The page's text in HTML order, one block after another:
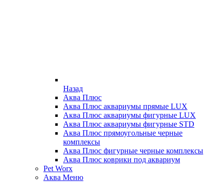
Назад
Аква Плюс
Аква Плюс аквариумы прямые LUX
Аква Плюс аквариумы фигурные LUX
Аква Плюс аквариумы фигурные STD
Аква Плюс прямоугольные черные
комплексы
Аква Плюс фигурные черные комплексы
Аква Плюс коврики под аквариум
Pet Worx
Аква Меню